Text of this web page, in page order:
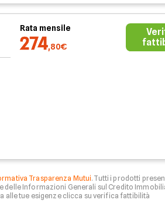
Rata mensile
274,80€
Trasparenza Mutui. Tutti i prodotti
delle Informazioni Generali sul Credito
alle tue esigenze clicca su verifica fattibilità